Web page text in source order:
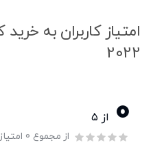
امتیاز کاربران به
2022
0 از ۵
از مجموع 0 امتیاز